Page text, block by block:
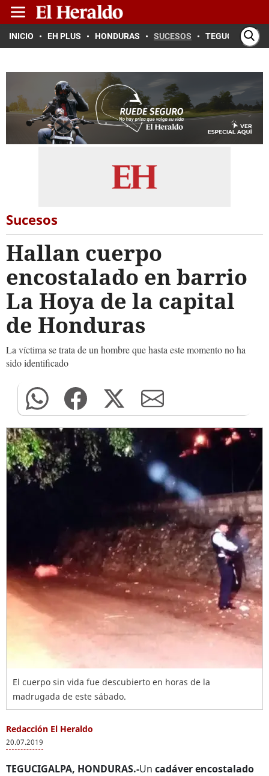
INICIO EH PLUS HONDURAS SUCESOS TEGUCIGALPA
Sucesos
Hallan cuerpo
encostalado en barrio
La Hoya de la capital
de Honduras
La víctima se trata de un hombre que hasta este momento no ha
sido identificado
El cuerpo sin vida fue descubierto en horas de la
madrugada de este sábado.
Redacción El Heraldo
20.07.2019
TEGUCIGALPA, HONDURAS.-Un cadáver encostalado